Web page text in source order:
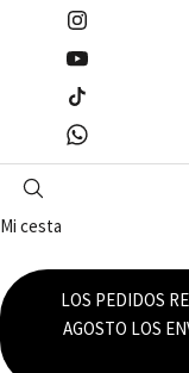
Mi cesta
LOS PEDIDOS
AGOSTO LOS